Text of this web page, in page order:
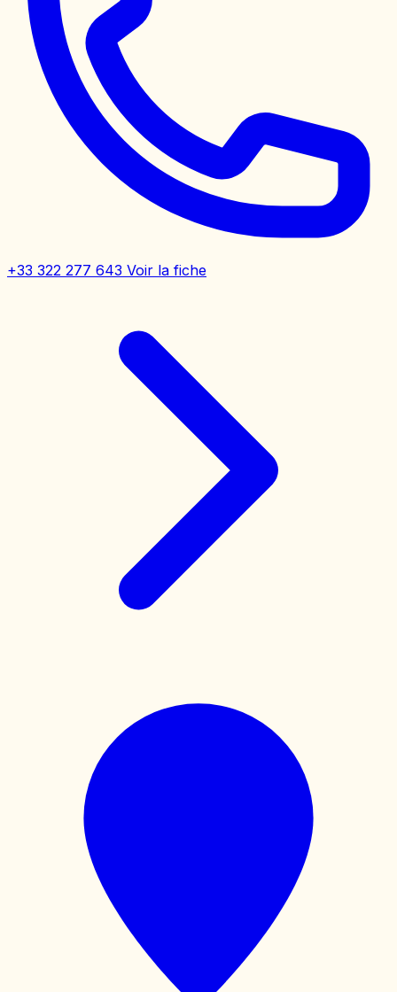
+33 322 277 643 Voir la fiche